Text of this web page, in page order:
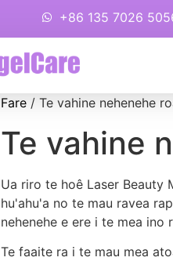
+86 135 7026
Fare / Te vahine nehenehe
Te vahine
Ua riro te hoê Laser Beauty
hu'ahu'a no te mau ravea
nehenehe e ere i te mea ino
Te faaite ra i te mau mea